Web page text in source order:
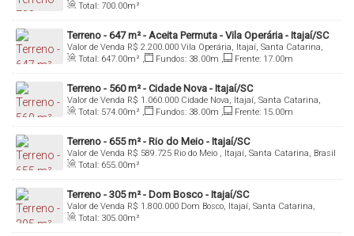
Total: 700.00m²
Terreno - 647 m² - Aceita Permuta - Vila Operária - Itajaí/SC
R$ 2.200.000
Valor de Venda
Vila Operária, Itajaí, Santa Catarina,
BrasilTotal: 647.00m² , Fundos: 38.00m , Frente: 17.00m
Terreno - 560 m² - Cidade Nova - Itajaí/SC
R$ 1.060.000
Valor de Venda
Cidade Nova, Itajaí, Santa Catarina,
BrasilTotal: 574.00m² , Fundos: 38.00m , Frente: 15.00m
Terreno - 655 m² - Rio do Meio - Itajaí/SC
R$ 589.725
Valor de Venda
Rio do Meio , Itajaí, Santa Catarina, Brasil
Total: 655.00m²
Terreno - 305 m² - Dom Bosco - Itajaí/SC
R$ 1.800.000
Valor de Venda
Dom Bosco, Itajaí, Santa Catarina,
BrasilTotal: 305.00m²